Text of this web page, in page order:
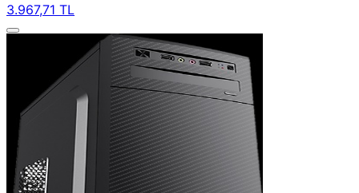
3.967,71 TL